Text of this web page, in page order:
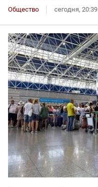
Общество сегодня, 20:39